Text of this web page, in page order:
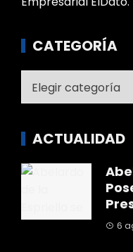
CATEGORÍA
ACTUALIDAD
6